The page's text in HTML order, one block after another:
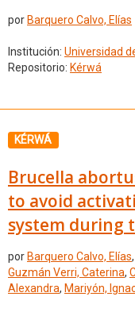
por Barquero Calvo, Elías
Institución: Universidad
Repositorio: Kérwá
KÉRWÁ
Brucella
to avoid
system during
por Barquero Calvo, Elías,
Guzmán Verri, Caterina,
Alexandra, Mariyón,